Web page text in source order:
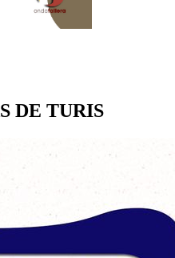
DE TURIS